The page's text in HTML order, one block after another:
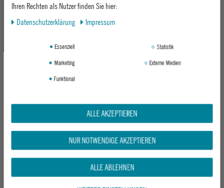
PATAGONIA DAMEN FLEECEJACKE W'S
RETRO PILE JKT
RIVER ROCK GREEN
ab 149,95 €
PATAGONIA DAMEN SWEATSHIRT W'S
HOUDINI STASH 1/2 ZIP P/O
SUBTIDAL BLUE
Ihren Rechten als Nutzer finden Sie hier:
Daten­schutz­erklärung
Impressum
Essenziell
Statistik
Marketing
Externe Medien
Funktional
ALLE AKZEPTIEREN
NUR NOTWENDIGE AKZEPTIEREN
ALLE ABLEHNEN